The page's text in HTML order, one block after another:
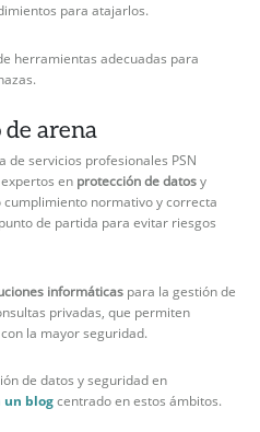
para atajarlos.
herramientas adecuadas para
de arena
de servicios profesionales PSN
en protección de datosy
normativo y correcta
de partida para evitar riesgos
informáticas para la gestión de
privadas, que permiten
la mayor seguridad.
de datos y seguridad en
un blogcentrado en estos ámbitos.